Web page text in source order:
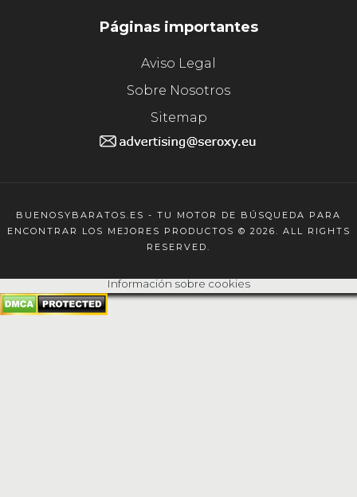
Páginas importantes
Aviso Legal
Sobre Nosotros
Sitemap
BUENOSYBARATOS.ES - TU MOTOR DE BÚSQUEDA PARA
ENCONTRAR LOS MEJORES PRODUCTOS © 2026. ALL RIGHTS
RESERVED.
Información sobre cookies